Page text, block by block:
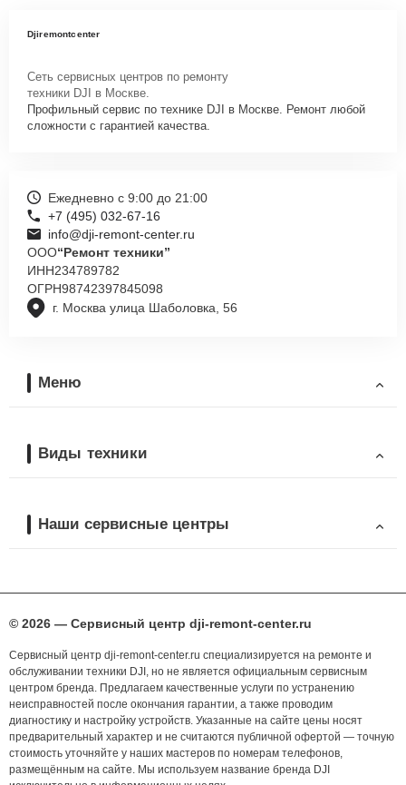
Djiremontcenter
Сеть сервисных центров по ремонту
техники DJI в Москве.
Профильный сервис по технике DJI в Москве. Ремонт любой
сложности с гарантией качества.
г. Москва улица Шаболовка, 56
Ежедневно с 9:00 до 21:00
+7 (495) 032-67-16
info@dji-remont-center.ru
ООО“Ремонт техники”
ИНН234789782
ОГРН98742397845098
Меню
Виды техники
Наши сервисные центры
© 2026 — Сервисный центр dji-remont-center.ru
Сервисный центр dji-remont-center.ru специализируется на ремонте и
обслуживании техники DJI, но не является официальным сервисным
центром бренда. Предлагаем качественные услуги по устранению
неисправностей после окончания гарантии, а также проводим
диагностику и настройку устройств. Указанные на сайте цены носят
предварительный характер и не считаются публичной офертой — точную
стоимость уточняйте у наших мастеров по номерам телефонов,
размещённым на сайте. Мы используем название бренда DJI